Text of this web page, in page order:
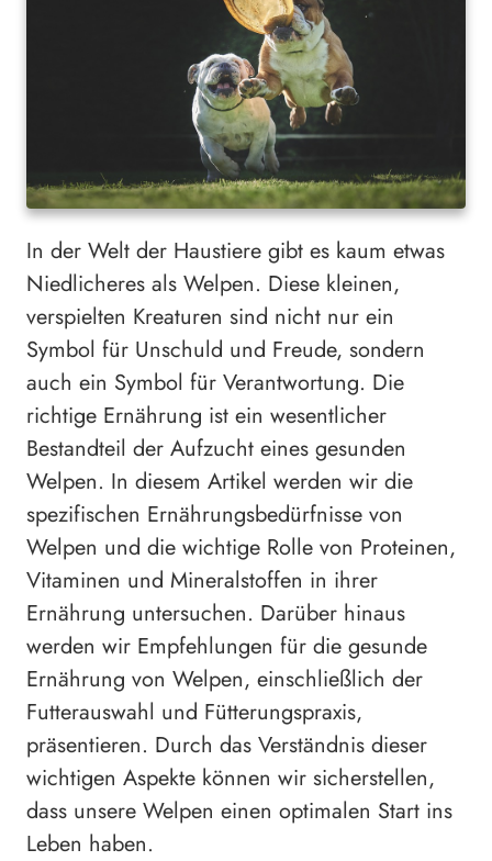
In der Welt der Haustiere gibt es kaum etwas
Niedlicheres als Welpen. Diese kleinen,
verspielten Kreaturen sind nicht nur ein
Symbol für Unschuld und Freude, sondern
auch ein Symbol für Verantwortung. Die
richtige Ernährung ist ein wesentlicher
Bestandteil der Aufzucht eines gesunden
Welpen. In diesem Artikel werden wir die
spezifischen Ernährungsbedürfnisse von
Welpen und die wichtige Rolle von Proteinen,
Vitaminen und Mineralstoffen in ihrer
Ernährung untersuchen. Darüber hinaus
werden wir Empfehlungen für die gesunde
Ernährung von Welpen, einschließlich der
Futterauswahl und Fütterungspraxis,
präsentieren. Durch das Verständnis dieser
wichtigen Aspekte können wir sicherstellen,
dass unsere Welpen einen optimalen Start ins
Leben haben.